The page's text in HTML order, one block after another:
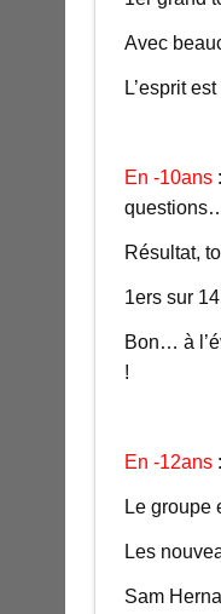
Avec
L’esprit
En -10ans:
Résultat,
1ers sur
Bon… à
!
En -12ans:
Le groupe
Les
Sam